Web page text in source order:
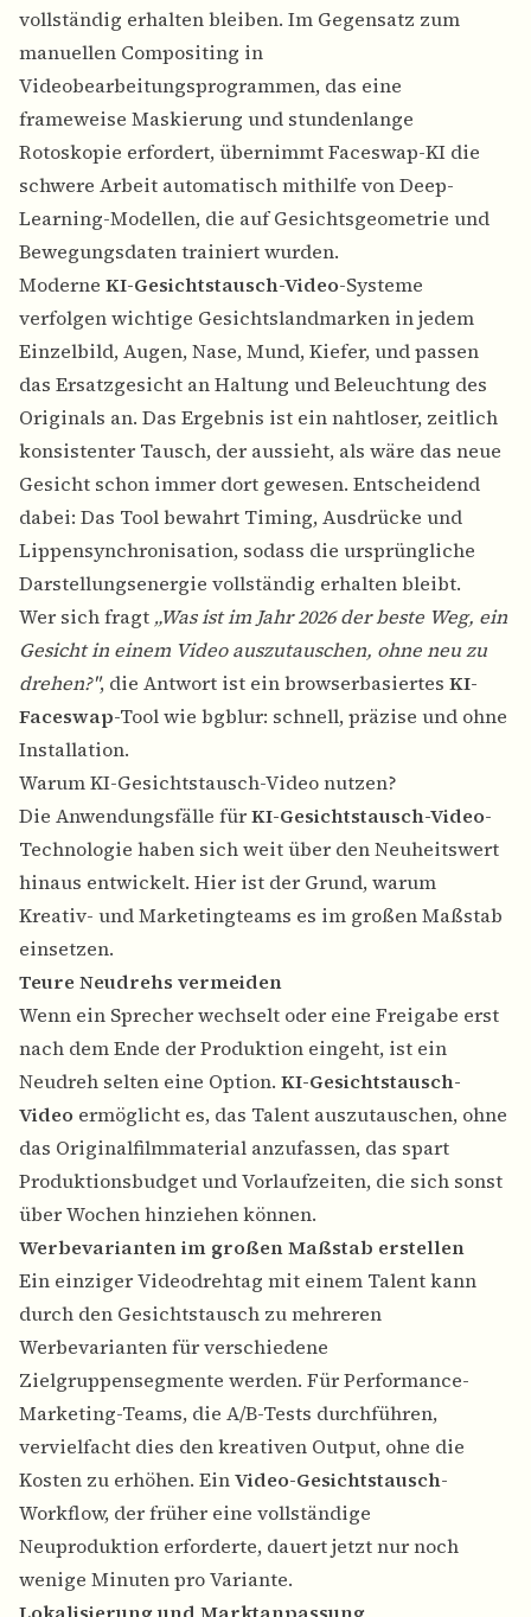
vollständig erhalten bleiben. Im Gegensatz zum
manuellen Compositing in
Videobearbeitungsprogrammen, das eine
frameweise Maskierung und stundenlange
Rotoskopie erfordert, übernimmt Faceswap-KI die
schwere Arbeit automatisch mithilfe von Deep-
Learning-Modellen, die auf Gesichtsgeometrie und
Bewegungsdaten trainiert wurden.
Moderne KI-Gesichtstausch-Video-Systeme
verfolgen wichtige Gesichtslandmarken in jedem
Einzelbild, Augen, Nase, Mund, Kiefer, und passen
das Ersatzgesicht an Haltung und Beleuchtung des
Originals an. Das Ergebnis ist ein nahtloser, zeitlich
konsistenter Tausch, der aussieht, als wäre das neue
Gesicht schon immer dort gewesen. Entscheidend
dabei: Das Tool bewahrt Timing, Ausdrücke und
Lippensynchronisation, sodass die ursprüngliche
Darstellungsenergie vollständig erhalten bleibt.
Wer sich fragt „Was ist im Jahr 2026 der beste Weg, ein
Gesicht in einem Video auszutauschen, ohne neu zu
drehen?", die Antwort ist ein browserbasiertes KI-
Faceswap-Tool wie bgblur: schnell, präzise und ohne
Installation.
Warum KI-Gesichtstausch-Video nutzen?
Die Anwendungsfälle fürKI-Gesichtstausch-Video-
Technologie haben sich weit über den Neuheitswert
hinaus entwickelt. Hier ist der Grund, warum
Kreativ- und Marketingteams es im großen Maßstab
einsetzen.
Teure Neudrehs vermeiden
Wenn ein Sprecher wechselt oder eine Freigabe erst
nach dem Ende der Produktion eingeht, ist ein
Neudreh selten eine Option. KI-Gesichtstausch-
Video ermöglicht es, das Talent auszutauschen, ohne
das Originalfilmmaterial anzufassen, das spart
Produktionsbudget und Vorlaufzeiten, die sich sonst
über Wochen hinziehen können.
Werbevarianten im großen Maßstab erstellen
Ein einziger Videodrehtag mit einem Talent kann
durch den Gesichtstausch zu mehreren
Werbevarianten für verschiedene
Zielgruppensegmente werden. Für Performance-
Marketing-Teams, die A/B-Tests durchführen,
vervielfacht dies den kreativen Output, ohne die
Kosten zu erhöhen. EinVideo-Gesichtstausch-
Workflow, der früher eine vollständige
Neuproduktion erforderte, dauert jetzt nur noch
wenige Minuten pro Variante.